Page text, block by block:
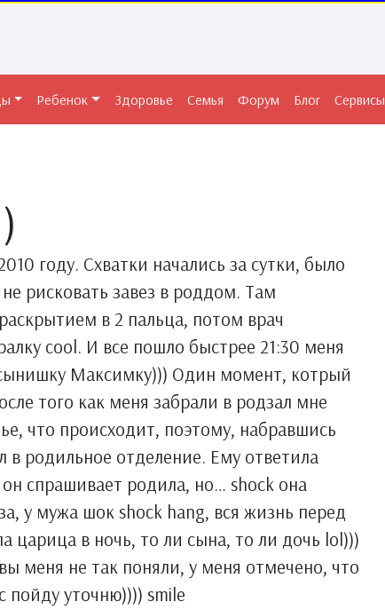
Ребенок Здоровье Семья Форум Блог Сервисы
году. Схватки начались за сутки, было
рисковать завез в роддом. Там
в 2 пальца, потом врач
cool. И все пошло быстрее 21:30 меня
Максимку))) Один момент, котрый
того как меня забрали в родзал мне
что происходит, поэтому, набравшись
в родильное отделение. Ему ответила
спрашивает родила, но… shock она
у мужа шок shock hang, вся жизнь перед
царица в ночь, то ли сына, то ли дочь lol)))
меня не так поняли, у меня отмечено, что
пойду уточню)))) smile